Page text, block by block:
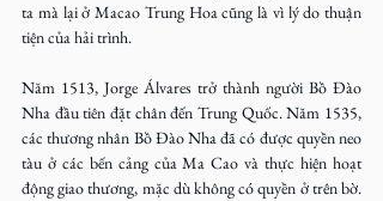
ta mà lại ở Macao Trung Hoa cũng là vì lý do thuận
tiện của hải trình.
Năm 1513, Jorge Álvares trở thành người Bồ Đào
Nha đầu tiên đặt chân đến Trung Quốc. Năm 1535,
các thương nhân Bồ Đào Nha đã có được quyền neo
tàu ở các bến cảng của Ma Cao và thực hiện hoạt
động giao thương, mặc dù không có quyền ở trên bờ.